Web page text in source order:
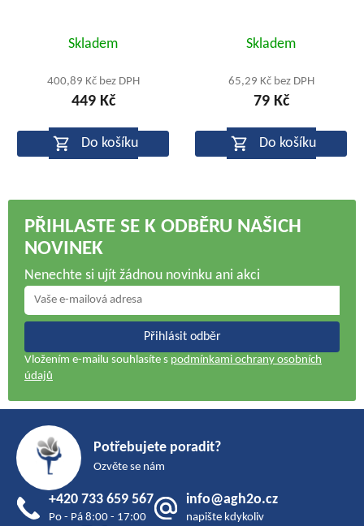
produktu
je
5,0
z
hvězdiček.
Skladem
400,89 Kč bez DPH
449 Kč
Do košíku
Skladem
65,29 Kč bez DPH
79 Kč
Do košíku
PŘIHLASTE SE K ODBĚRU NAŠICH
NOVINEK
Nenechte si ujít žádnou novinku ani akci
Přihlásit odběr
Vložením e-mailu souhlasíte s podmínkami ochrany osobních
údajů
Potřebujete poradit?
Ozvěte se nám
+420 733 659 567
Po - Pá 8:00 - 17:00
info@agh2o.cz
napište kdykoliv